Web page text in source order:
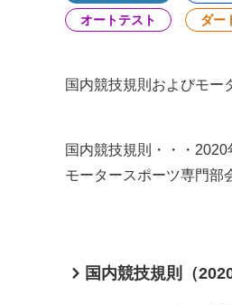
オートテスト
ダー
国内競技規則およびモー
国内競技規則・・・
モータースポーツ専門部
国内競技規則（